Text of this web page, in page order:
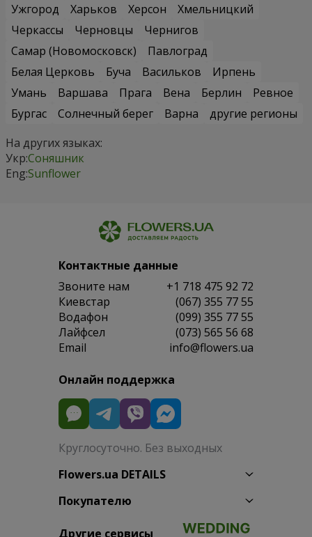
Ужгород
Харьков Херсон
Хмельницкий
Черкассы
Черновцы
Чернигов
Самар (Новомосковск)
Павлоград
Белая Церковь
Буча Васильков
Ирпень
Умань
Варшава Прага Вена Берлин
Ревное
Бургас
Солнечный берег Варна
другие регионы
На других языках:
Укр:Соняшник
Eng:Sunflower
Контактные данные
Звоните нам
+1 718 475 92 72
Киевстар
(067) 355 77 55
Водафон
(099) 355 77 55
Лайфсел
(073) 565 56 68
Email
info@flowers.ua
Онлайн поддержка
Круглосуточно. Без выходных
Flowers.ua DETAILS
Покупателю
Другие сервисы